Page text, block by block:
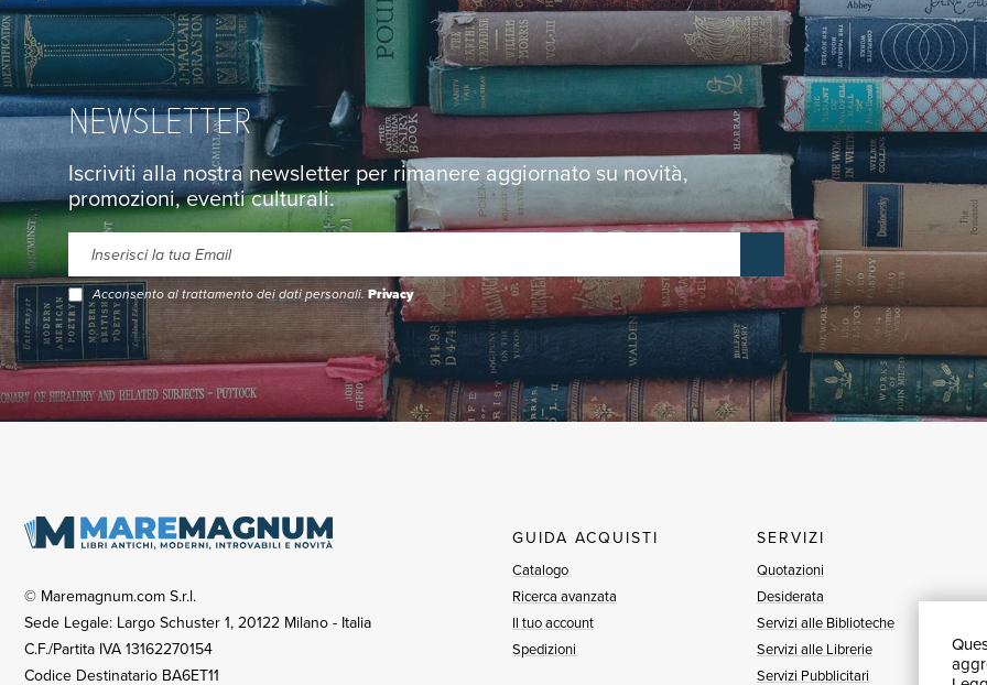
NEWSLETTER
Iscriviti alla nostra newsletter per rimanere aggiornato su novità,
promozioni, eventi culturali.
Acconsento al trattamento dei dati personali.Privacy
© Maremagnum.com S.r.l.
Sede Legale: Largo Schuster 1, 20122 Milano - Italia
C.F./Partita IVA 13162270154
Codice Destinatario BA6ET11
GUIDA ACQUISTI
Catalogo
Ricerca avanzata
Il tuo account
Spedizioni
SERVIZI
Quotazioni
Desiderata
Servizi alle Biblioteche
Servizi alle Librerie
Servizi Pubblicitari